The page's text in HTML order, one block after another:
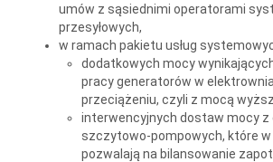
umów z sąsiednimi operatorami
przesyłowych,
w ramach pakietu usług
dodatkowych mocy
pracy generatorów w
przeciążeniu, czyli z mocą
interwencyjnych dostaw mocy z
szczytowo-pompowych, które
pozwalają na bilansowanie